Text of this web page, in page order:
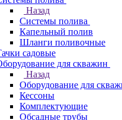
Назад
Системы полива
Капельный полив
Шланги поливочные
садовые
для скважин
Назад
Оборудование для
Кессоны
Комплектующие
Обсадные трубы